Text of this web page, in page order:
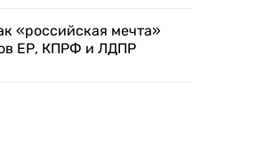
«российская мечта»
ЕР, КПРФ и ЛДПР